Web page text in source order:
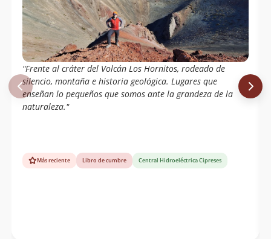
"Frente al cráter del Volcán Los Hornitos, rodeado de
silencio, montaña e historia geológica. Lugares que
enseñan lo pequeños que somos ante la grandeza de la
naturaleza."
Más reciente Libro de cumbre Central Hidroeléctrica Cipreses